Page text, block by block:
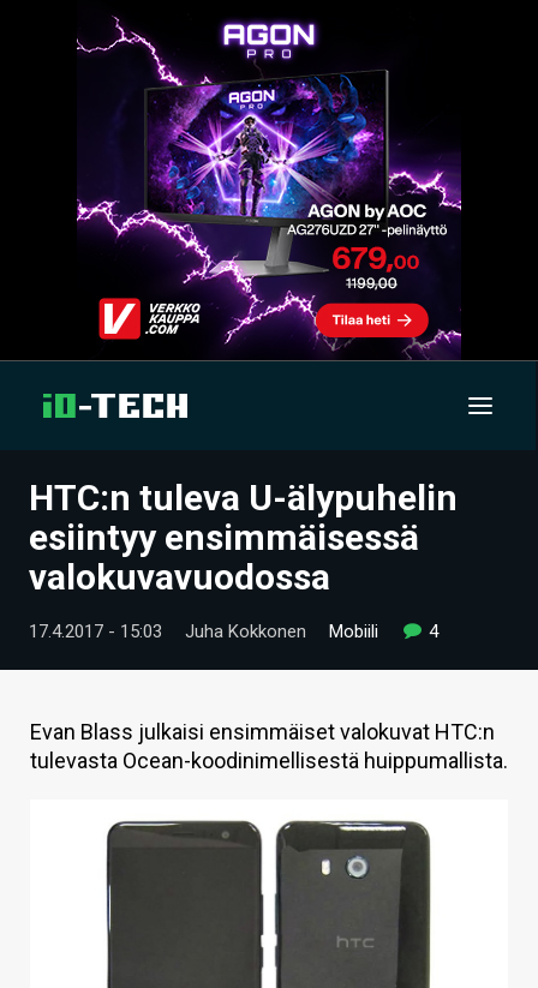
UUTISET
ARTIKKELIT
VIDEOT
TECHBBS
TIETOA
HINTA.FI
HTC:n tuleva U-älypuhelin
esiintyy ensimmäisessä
valokuvavuodossa
17.4.2017 - 15:03 Juha Kokkonen Mobiili 4
Evan Blass julkaisi ensimmäiset valokuvat HTC:n
tulevasta Ocean-koodinimellisestä huippumallista.